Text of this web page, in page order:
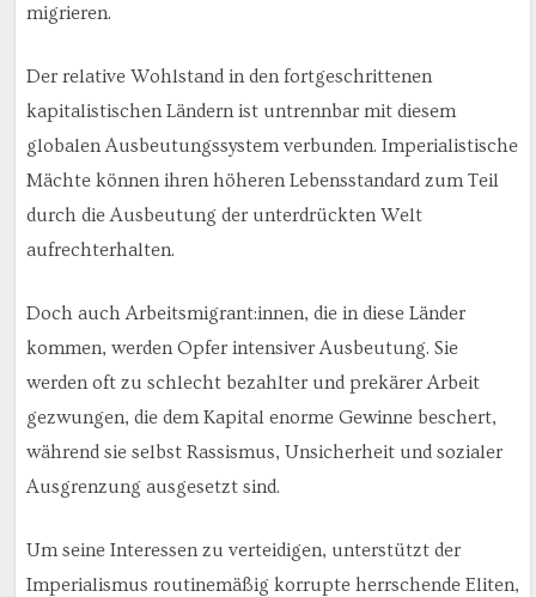
migrieren.
Der relative Wohlstand in den fortgeschrittenen
kapitalistischen Ländern ist untrennbar mit diesem
globalen Ausbeutungssystem verbunden. Imperialistische
Mächte können ihren höheren Lebensstandard zum Teil
durch die Ausbeutung der unterdrückten Welt
aufrechterhalten.
Doch auch Arbeitsmigrant:innen, die in diese Länder
kommen, werden Opfer intensiver Ausbeutung. Sie
werden oft zu schlecht bezahlter und prekärer Arbeit
gezwungen, die dem Kapital enorme Gewinne beschert,
während sie selbst Rassismus, Unsicherheit und sozialer
Ausgrenzung ausgesetzt sind.
Um seine Interessen zu verteidigen, unterstützt der
Imperialismus routinemäßig korrupte herrschende Eliten,